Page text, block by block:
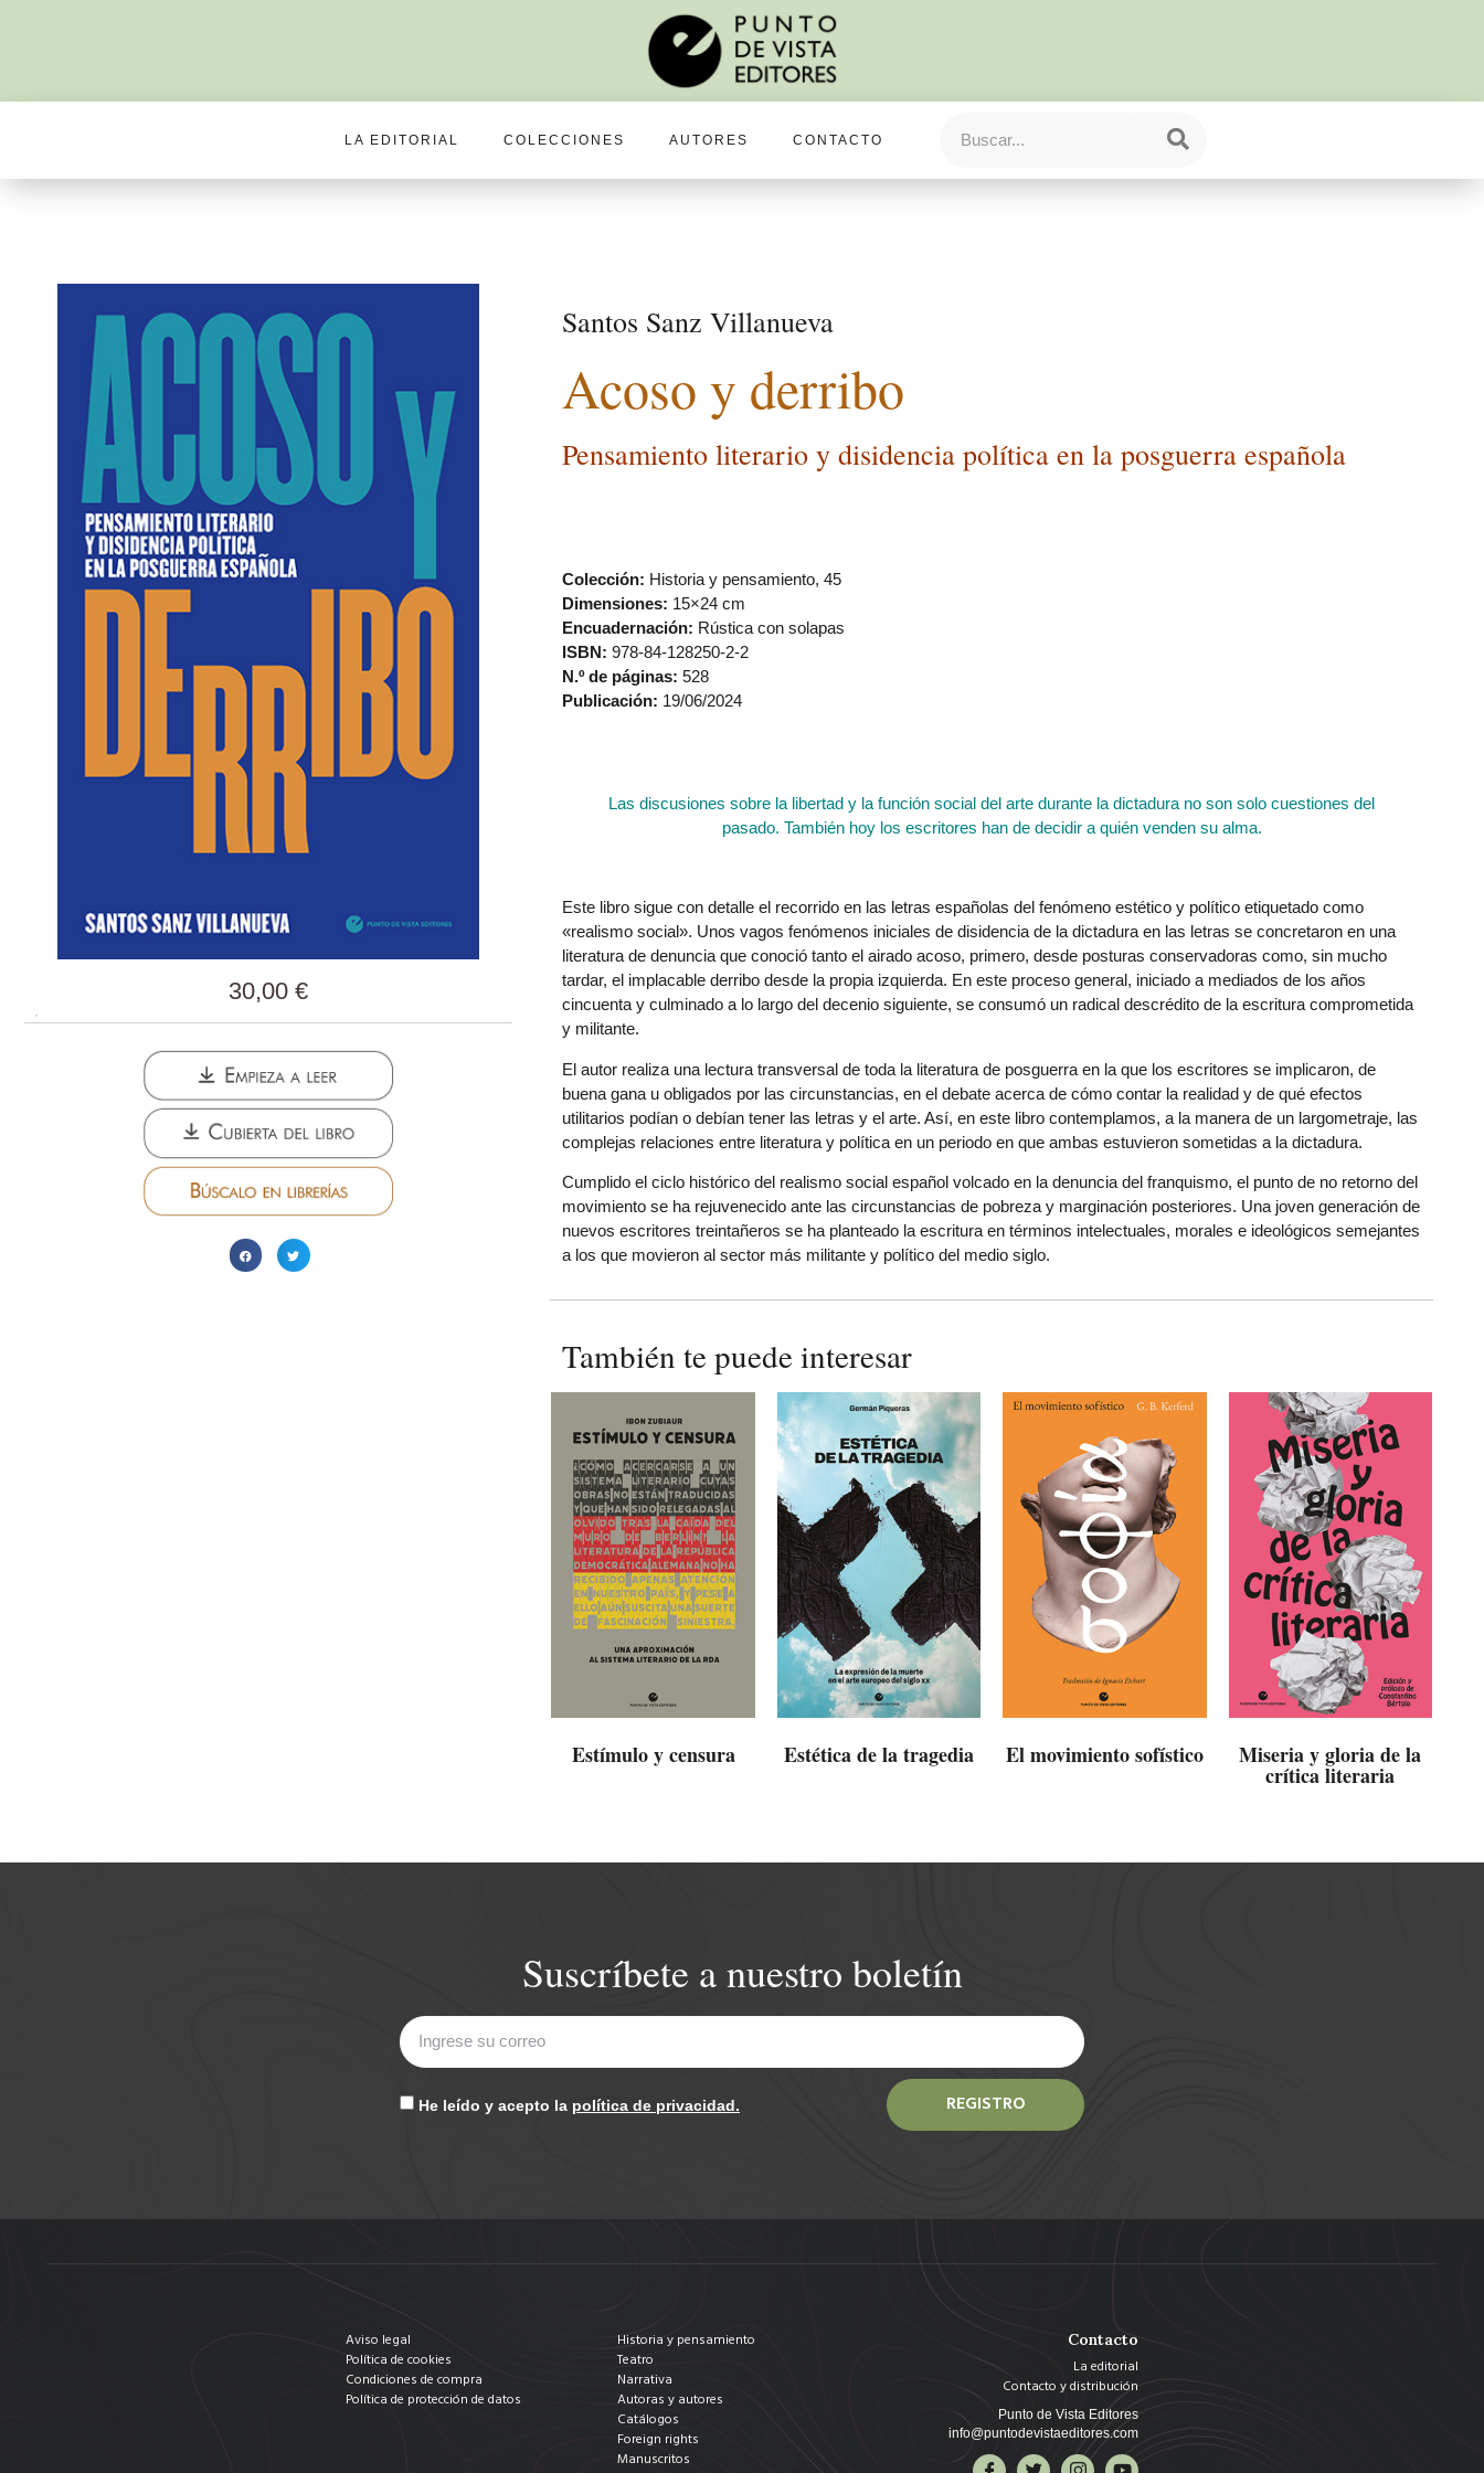
LA EDITORIAL COLECCIONES AUTORES CONTACTO
30,00€
Santos Sanz Villanueva
Acoso y derribo
Pensamiento literario y disidencia política en la posguerra española
Colección: Historia y pensamiento, 45
Dimensiones: 15×24 cm
Encuadernación: Rústica con solapas
ISBN: 978-84-128250-2-2
N.º de páginas: 528
Publicación: 19/06/2024
Las discusiones sobre la libertad y la función social del arte durante la dictadura no son solo cuestiones del
pasado. También hoy los escritores han de decidir a quién venden su alma.
Este libro sigue con detalle el recorrido en las letras españolas del fenómeno estético y político etiquetado como
«realismo social». Unos vagos fenómenos iniciales de disidencia de la dictadura en las letras se concretaron en una
literatura de denuncia que conoció tanto el airado acoso, primero, desde posturas conservadoras como, sin mucho
tardar, el implacable derribo desde la propia izquierda. En este proceso general, iniciado a mediados de los años
cincuenta y culminado a lo largo del decenio siguiente, se consumó un radical descrédito de la escritura comprometida
y militante.
El autor realiza una lectura transversal de toda la literatura de posguerra en la que los escritores se implicaron, de
buena gana u obligados por las circunstancias, en el debate acerca de cómo contar la realidad y de qué efectos
utilitarios podían o debían tener las letras y el arte. Así, en este libro contemplamos, a la manera de un largometraje, las
complejas relaciones entre literatura y política en un periodo en que ambas estuvieron sometidas a la dictadura.
Cumplido el ciclo histórico del realismo social español volcado en la denuncia del franquismo, el punto de no retorno del
movimiento se ha rejuvenecido ante las circunstancias de pobreza y marginación posteriores. Una joven generación de
nuevos escritores treintañeros se ha planteado la escritura en términos intelectuales, morales e ideológicos semejantes
a los que movieron al sector más militante y político del medio siglo.
También te puede interesar
Estímulo y censura Estética de la tragedia El movimiento sofístico Miseria y gloria de la
crítica literaria
Suscríbete a nuestro boletín
He leído y acepto la política de privacidad. REGISTRO
Aviso legal
Política de cookies
Condiciones de compra
Política de protección de datos
Historia y pensamiento
Teatro
Narrativa
Autoras y autores
Catálogos
Foreign rights
Manuscritos
Contacto
La editorial
Contacto y distribución
Punto de Vista Editores
info@puntodevistaeditores.com